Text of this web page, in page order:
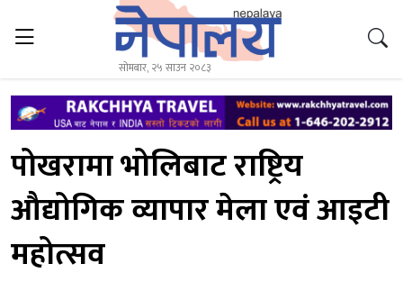
सोमबार, २५ साउन २०८३
पोखरामा भोलिबाट राष्ट्रिय
औद्योगिक व्यापार मेला एवं आइटी
महोत्सव